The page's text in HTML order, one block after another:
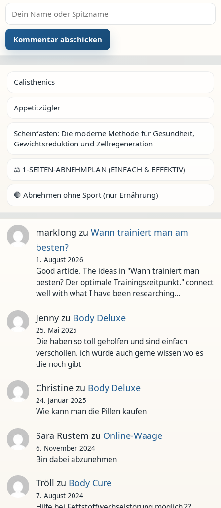
Calisthenics
Appetitzügler
Scheinfasten: Die moderne Methode für Gesundheit,
Gewichtsreduktion und Zellregeneration
⚖️ 1-SEITEN-ABNEHMPLAN (EINFACH & EFFEKTIV)
🛑 Abnehmen ohne Sport (nur Ernährung)
marklong zu Wann trainiert man am
besten?
1. August 2026
Good article. The ideas in "Wann trainiert man
besten? Der optimale Trainingszeitpunkt." connect
well with what I have been researching…
Jennyzu Body Deluxe
25. Mai 2025
Die haben so toll geholfen und sind einfach
verschollen. ich würde auch gerne wissen wo es
die noch gibt
Christinezu Body Deluxe
24. Januar 2025
Wie kann man die Pillen kaufen
Sara Rustem zu Online-Waage
6. November 2024
Bin dabei abzunehmen
Tröll zu Body Cure
7. August 2024